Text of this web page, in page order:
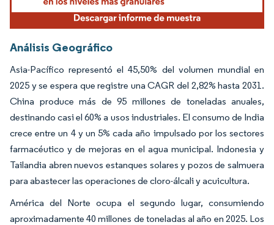
Análisis Geográfico
Asia-Pacífico representó el 45,50% del volumen mundial en
2025 y se espera que registre una CAGR del 2,82% hasta 2031.
China produce más de 95 millones de toneladas anuales,
destinando casi el 60% a usos industriales. El consumo de India
crece entre un 4 y un 5% cada año impulsado por los sectores
farmacéutico y de mejoras en el agua municipal. Indonesia y
Tailandia abren nuevos estanques solares y pozos de salmuera
para abastecer las operaciones de cloro-álcali y acuicultura.
América del Norte ocupa el segundo lugar, consumiendo
aproximadamente 40 millones de toneladas al año en 2025. Los